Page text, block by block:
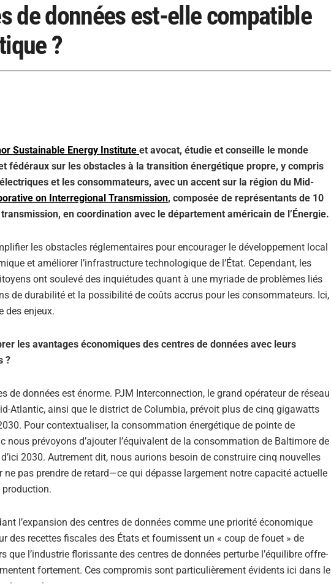
de données est-elle compatible
?
Sustainable Energy Institute et avocat, étudie et conseille le monde
fédéraux sur les obstacles à la transition énergétique propre, y compris
et les consommateurs, avec un accent sur la région du Mid-
on Interregional Transmission, composée de représentants de 10
en coordination avec le département américain de l’Énergie.
les obstacles réglementaires pour encourager le développement local
et améliorer l’infrastructure technologique de l’État. Cependant, les
ont soulevé des inquiétudes quant à une myriade de problèmes liés
de durabilité et la possibilité de coûts accrus pour les consommateurs. Ici,
des enjeux.
les avantages économiques des centres de données avec leurs
?
de données est énorme. PJM Interconnection, le grand opérateur de réseau
Atlantic, ainsi que le district de Columbia, prévoit plus de cinq gigawatts
Pour contextualiser, la consommation énergétique de pointe de
prévoyons d’ajouter l’équivalent de la consommation de Baltimore de
2030. Autrement dit, nous aurions besoin de construire cinq nouvelles
pas prendre de retard—ce qui dépasse largement notre capacité actuelle
production.
l’expansion des centres de données comme une priorité économique
des recettes fiscales des États et fournissent un « coup de fouet » de
l’industrie florissante des centres de données perturbe l’équilibre offre-
fortement. Ces compromis sont particulièrement évidents ici dans le